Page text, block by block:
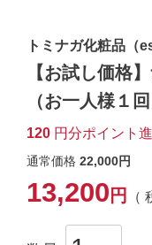
トミナガ化粧品（
【お試し価格
（お一人様１
120 円分ポイント
通常価格 22,000
13,200